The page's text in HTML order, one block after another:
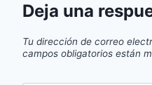
Deja una
Tu dirección de correo
campos obligatorios están